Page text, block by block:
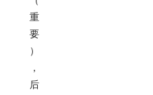
重
要
）
，
后